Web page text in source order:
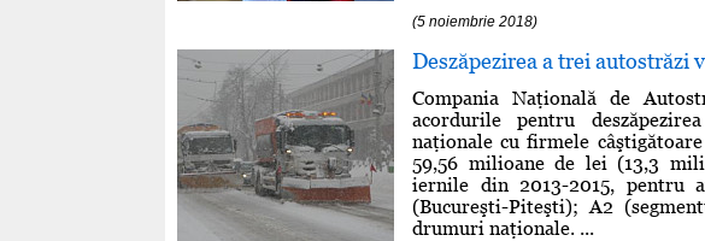
(5 noiembrie 2018)
Deszăpezirea a trei autostrăzi
Compania Naţională de
acordurile pentru
naţionale cu firmele
59,56 milioane de lei (13,3
iernile din 2013-2015, pentru
(Bucureşti-Piteşti); A2
drumuri naţionale. ...